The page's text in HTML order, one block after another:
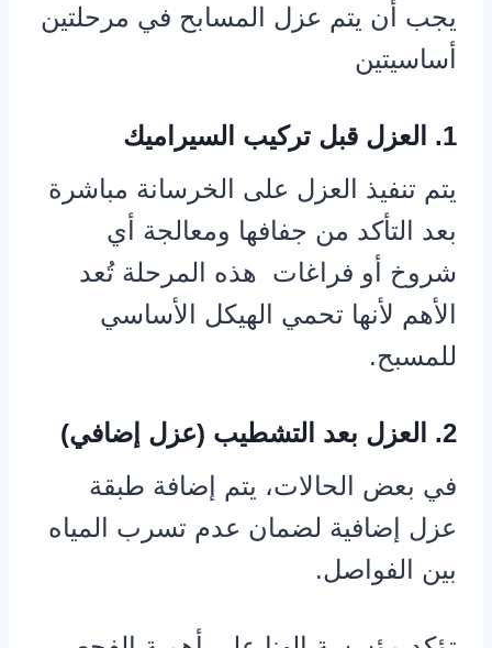
يجب أن يتم عزل المسابح في مرحلتين
أساسيتين
1. العزل قبل تركيب السيراميك
يتم تنفيذ العزل على الخرسانة مباشرة
بعد التأكد من جفافها ومعالجة أي
شروخ أو فراغات هذه المرحلة تُعد
الأهم لأنها تحمي الهيكل الأساسي
للمسبح.
2. العزل بعد التشطيب (عزل إضافي)
في بعض الحالات، يتم إضافة طبقة
عزل إضافية لضمان عدم تسرب المياه
بين الفواصل.